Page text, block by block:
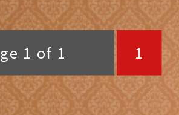
1 of 1 1